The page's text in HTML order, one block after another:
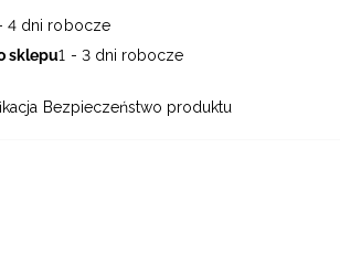
Bezpieczeństwo produktu
4 dni robocze
sklepu1 - 3 dni robocze